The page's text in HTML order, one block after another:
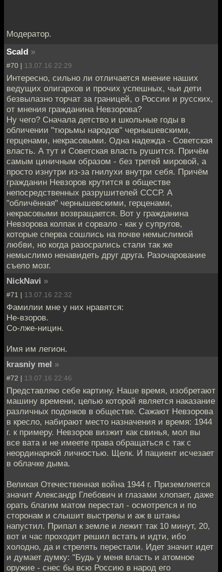
Модератор.
Scald »
#70 | 13.07.16 22:29
Интересно, сильно ли отличается мнение наших
ведущих олигархов и прочих успешных, чьи дети
безвылазно торчат за границей, о России и русских,
от мнения гражданина Невзорова?
Ну чего? Сначала детство и школьные годы в
обличении "тюрьмы народов" чернышевскими,
герценами, некрасовыми. Одна надежда - Советская
власть. А тут и Советская власть рушится. Причём
самым циничным образом - без третей мировой, а
просто изнутри из-за гнилухи внутри себя. Причём
гражданин Невзоров крутится в обществе
непосредственных разрушителей СССР. А
"обличённая" чернышевскими, герценами,
некрасовыми возвращается. Вот у гражданина
Невзорова колпак и сорвало - как у супругов,
которые сперва сошлись на почве немыслимой
любви, но когда разосрались стали так же
немыслимо ненавидеть друг друга. Разочарование
съело мозг.
NickNavi »
#71 | 13.07.16 22:32
Фамилии мне у них нравятся:
Не-взоров.
Со-лже-ницин.
Имя им легион.
krasniy mel »
#72 | 13.07.16 22:46
Представляю себе картину. Наше время, изобретают
машину времени, целью которой является наказание
различных подонков в обществе. Сажают Невзорова
в кресло, набирают место назначения и время: 1944
г. к примеру. Невзоров визжит как свинья, мол вы
все вата и не имеете права обращаться с так с
неординарной личностью. Щелк. И пациент исчезает
в облачке дыма.
Великая Отечественная война 1944 г. Приземляется
значит Александр Глебович и глазами хлопает, даже
орать благим матом перестал - осмотрелся и по
сторонам и слышит выстрелы и аж в штаны
напустил. Припал к земле и лежит так 10 минут, 20,
вот и час проходит решил встать и идти, ибо
холодно, да и стрелять перестали. Идет значит идет
и думает думку: "Будь у меня власть и атомное
оружие - снес бы всю Россию в народ его